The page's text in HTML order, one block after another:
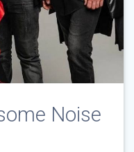
Noise